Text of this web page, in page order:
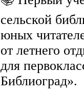
сельской
юных
от летнего
для
Библиоград».